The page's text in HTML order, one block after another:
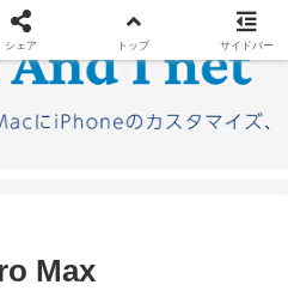
Max
シェア トップ サイドバー